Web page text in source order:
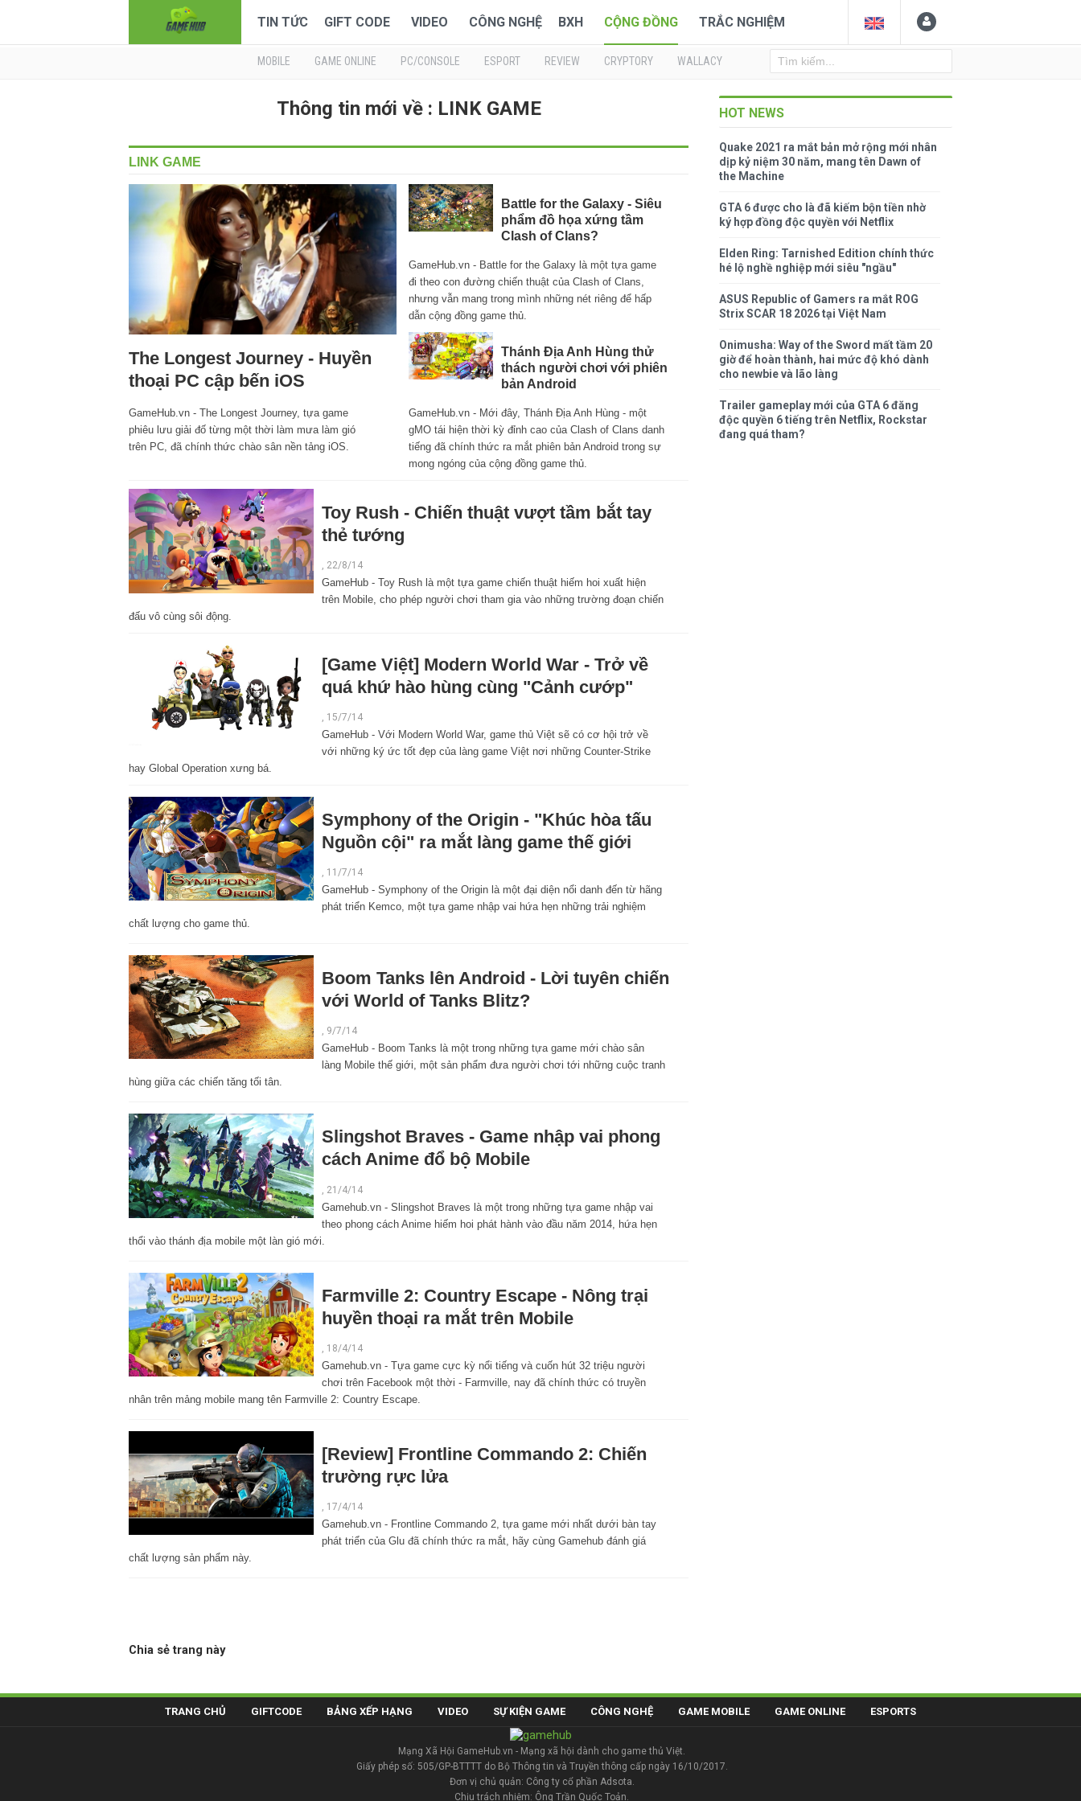
TIN TỨC GIFT CODE VIDEO CÔNG NGHỆ BXH CỘNG ĐỒNG TRẮC NGHIỆM
MOBILE GAME ONLINE PC/CONSOLE ESPORT REVIEW CRYPTORY WALLACY
Thông tin mới về : LINK GAME
LINK GAME
The Longest Journey - Huyền
thoại PC cập bến iOS
GameHub.vn - The Longest Journey, tựa game
phiêu lưu giải đố từng một thời làm mưa làm gió
trên PC, đã chính thức chào sân nền tảng iOS.
Battle for the Galaxy - Siêu
phẩm đồ họa xứng tầm
Clash of Clans?
GameHub.vn - Battle for the Galaxy là một tựa game
đi theo con đường chiến thuật của Clash of Clans,
nhưng vẫn mang trong mình những nét riêng để hấp
dẫn cộng đồng game thủ.
Thánh Địa Anh Hùng thử
thách người chơi với phiên
bản Android
GameHub.vn - Mới đây, Thánh Địa Anh Hùng - một
gMO tái hiện thời kỳ đỉnh cao của Clash of Clans danh
tiếng đã chính thức ra mắt phiên bản Android trong sự
mong ngóng của cộng đồng game thủ.
Toy Rush - Chiến thuật vượt tầm bắt tay
thẻ tướng
, 22/8/14
GameHub - Toy Rush là một tựa game chiến thuật hiếm hoi xuất hiện
trên Mobile, cho phép người chơi tham gia vào những trường đoạn chiến
đấu vô cùng sôi động.
[Game Việt] Modern World War - Trở về
quá khứ hào hùng cùng "Cảnh cướp"
, 15/7/14
GameHub - Với Modern World War, game thủ Việt sẽ có cơ hội trở về
với những ký ức tốt đẹp của làng game Việt nơi những Counter-Strike
hay Global Operation xưng bá.
Symphony of the Origin - "Khúc hòa tấu
Nguồn cội" ra mắt làng game thế giới
, 11/7/14
GameHub - Symphony of the Origin là một đại diện nổi danh đến từ hãng
phát triển Kemco, một tựa game nhập vai hứa hẹn những trải nghiệm
chất lượng cho game thủ.
Boom Tanks lên Android - Lời tuyên chiến
với World of Tanks Blitz?
, 9/7/14
GameHub - Boom Tanks là một trong những tựa game mới chào sân
làng Mobile thế giới, một sản phẩm đưa người chơi tới những cuộc tranh
hùng giữa các chiến tăng tối tân.
Slingshot Braves - Game nhập vai phong
cách Anime đổ bộ Mobile
21/4/14
Gamehub.vn - Slingshot Braves là một trong những tựa game nhập vai
theo phong cách Anime hiếm hoi phát hành vào đầu năm 2014, hứa hẹn
thổi vào thánh địa mobile một làn gió mới.
Farmville 2: Country Escape - Nông trại
huyền thoại ra mắt trên Mobile
18/4/14
Gamehub.vn - Tựa game cực kỳ nổi tiếng và cuốn hút 32 triệu người
chơi trên Facebook một thời - Farmville, nay đã chính thức có truyền
nhân trên mảng mobile mang tên Farmville 2: Country Escape.
[Review] Frontline Commando 2: Chiến
trường rực lửa
, 17/4/14
Gamehub.vn - Frontline Commando 2, tựa game mới nhất dưới bàn tay
phát triển của Glu đã chính thức ra mắt, hãy cùng Gamehub đánh giá
chất lượng sản phẩm này.
Chia sẻ trang này
HOT NEWS
Quake 2021 ra mắt bản mở rộng mới nhân
dịp kỷ niệm 30 năm, mang tên Dawn of
the Machine
GTA 6 được cho là đã kiếm bộn tiền nhờ
ký hợp đồng độc quyền với Netflix
Elden Ring: Tarnished Edition chính thức
hé lộ nghề nghiệp mới siêu "ngầu"
ASUS Republic of Gamers ra mắt ROG
Strix SCAR 18 2026 tại Việt Nam
Onimusha: Way of the Sword mất tầm 20
giờ để hoàn thành, hai mức độ khó dành
cho newbie và lão làng
Trailer gameplay mới của GTA 6 đăng
độc quyền 6 tiếng trên Netflix, Rockstar
đang quá tham?
TRANG CHỦ GIFTCODE BẢNG XẾP HẠNG VIDEO SỰ KIỆN GAME CÔNG NGHỆ GAME MOBILE GAME ONLINE ESPORTS
Mạng Xã Hội GameHub.vn - Mạng xã hội dành cho game thủ Việt.
Giấy phép số: 505/GP-BTTTT do Bộ Thông tin và Truyền thông cấp ngày 16/10/2017.
Đơn vị chủ quản: Công ty cổ phần Adsota.
Chịu trách nhiệm: Ông Trần Quốc Toản.